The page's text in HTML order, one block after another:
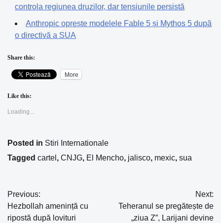
controla regiunea druzilor, dar tensiunile persistă
Anthropic oprește modelele Fable 5 și Mythos 5 după
o directivă a SUA
Share this:
More
Like this:
Loading...
Posted in Stiri Internationale
Tagged cartel , CNJG, El Mencho, jalisco, mexic, sua
Navigare
în
Previous:
Hezbollah amenință cu
ripostă după lovituri
Next:
Teheranul se pregătește de
„ziua Z”, Larijani devine